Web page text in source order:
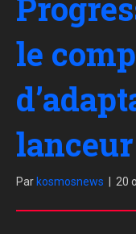
le
lanceur
Par kosmosnews 20